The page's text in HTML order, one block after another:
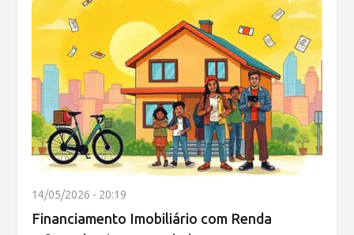
14/05/2026 - 20:19
Financiamento Imobiliário com Renda